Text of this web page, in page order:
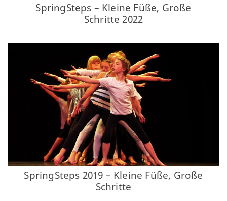
SpringSteps – Kleine Füße, Große
Schritte 2022
SpringSteps 2019 – Kleine Füße, Große
Schritte